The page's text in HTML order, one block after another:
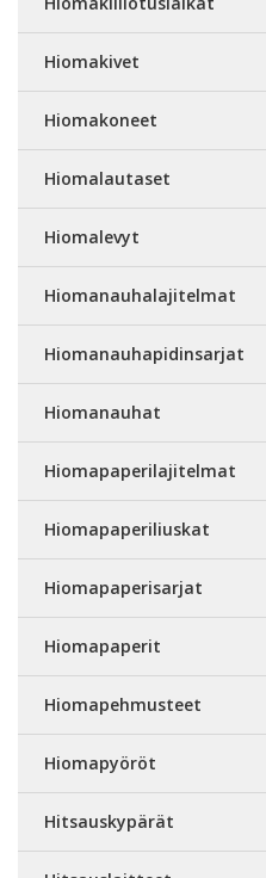
Hiomakivet
Hiomakoneet
Hiomalautaset
Hiomalevyt
Hiomanauhalajitelmat
Hiomanauhapidinsarjat
Hiomanauhat
Hiomapaperilajitelmat
Hiomapaperiliuskat
Hiomapaperisarjat
Hiomapaperit
Hiomapehmusteet
Hiomapyöröt
Hitsauskypärät